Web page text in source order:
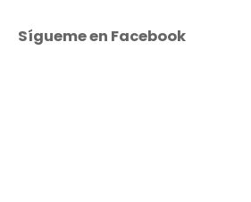
Sígueme en Facebook